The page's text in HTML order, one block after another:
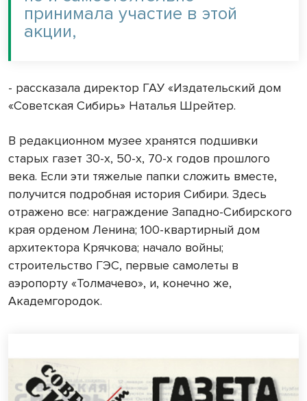
принимала участие в этой
акции,
- рассказала директор ГАУ «Издательский дом
«Советская Сибирь» Наталья Шрейтер.
В редакционном музее хранятся подшивки
старых газет 30-х, 50-х, 70-х годов прошлого
века. Если эти тяжелые папки сложить вместе,
получится подробная история Сибири. Здесь
отражено все: награждение Западно-Сибирского
края орденом Ленина; 100-квартирный дом
архитектора Крячкова; начало войны;
строительство ГЭС, первые самолеты в
аэропорту «Толмачево», и, конечно же,
Академгородок.